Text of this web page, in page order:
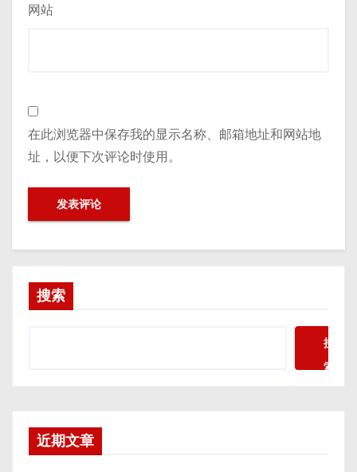
网站
在此浏览器中保存我的显示名称、邮箱地址和网站地
址，以便下次评论时使用。
搜索
搜
索
近期文章